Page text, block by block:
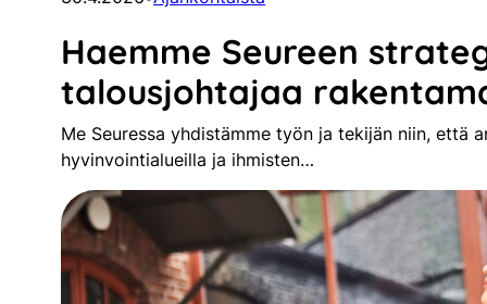
Haemme Seureen
talousjohtajaa
Me Seuressa yhdistämme työn ja tekijän niin, että
hyvinvointialueilla ja ihmisten…